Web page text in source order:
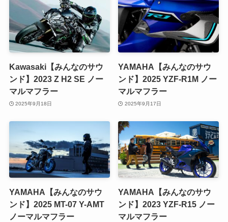
Kawasaki【みんなのサウ
ンド】2023 Z H2 SE ノー
マルマフラー
2025年9月18日
YAMAHA【みんなのサウ
ンド】2025 YZF-R1M ノー
マルマフラー
2025年9月17日
YAMAHA【みんなのサウ
ンド】2025 MT-07 Y-AMT
ノーマルマフラー
YAMAHA【みんなのサウ
ンド】2023 YZF-R15 ノー
マルマフラー